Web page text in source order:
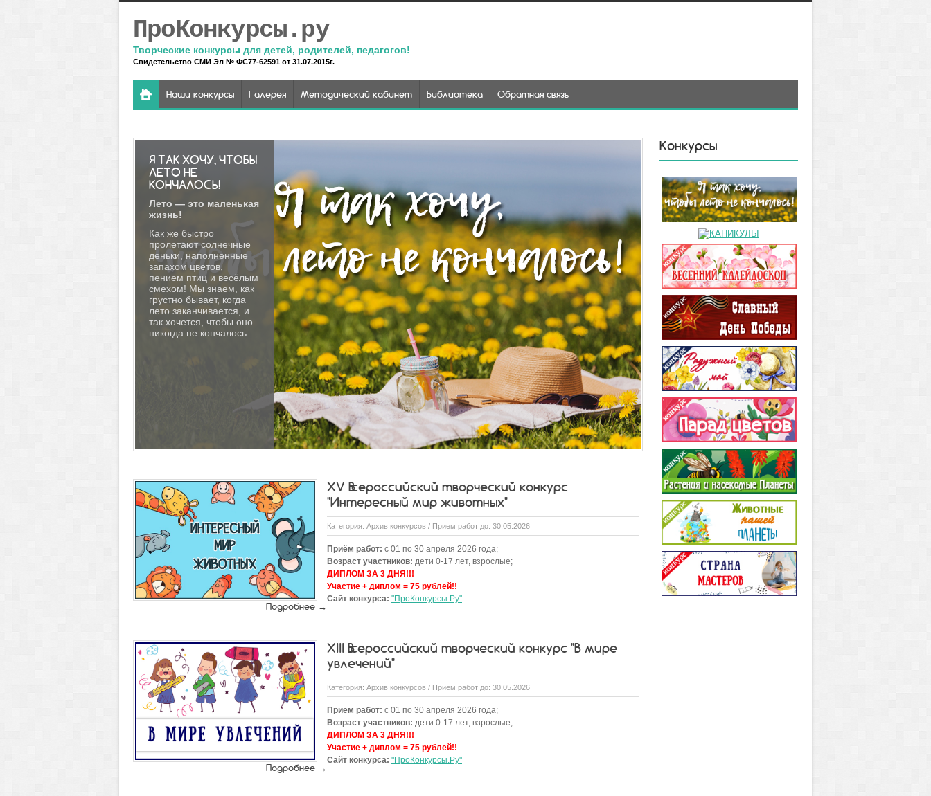
ПроКонкурсы.ру
Творческие конкурсы для детей, родителей, педагогов!
Свидетельство СМИ Эл № ФС77-62591 от 31.07.2015г.
Наши конкурсы Галерея Методический кабинет Библиотека Обратная связь
Я ТАК ХОЧУ, ЧТОБЫ
ЛЕТО НЕ
КОНЧАЛОСЬ!
Лето — это маленькая
жизнь!
Как же быстро
пролетают солнечные
деньки, наполненные
запахом цветов,
пением птиц и весёлым
смехом! Мы знаем, как
грустно бывает, когда
лето заканчивается, и
так хочется, чтобы оно
никогда не кончалось.
Уважаемые наши
участники!
Раздел с
конкурсами
уходит на
каникулы
с 01.06.2026 по
31.08.2026
XV Всероссийский творческий конкурс
"Интересный мир животных"
Категория: Архив конкурсов / Прием работ до: 30.05.2026
Приём работ: с 01 по 30 апреля 2026 года;
Возраст участников: дети 0-17 лет, взрослые;
ДИПЛОМ ЗА 3 ДНЯ!!!
Участие + диплом = 75 рублей!!
Сайт конкурса: "ПроКонкурсы.Ру"
Подробнее →
XIII Всероссийский творческий конкурс "В мире
увлечений"
Категория: Архив конкурсов / Прием работ до: 30.05.2026
Приём работ: с 01 по 30 апреля 2026 года;
Возраст участников: дети 0-17 лет, взрослые;
ДИПЛОМ ЗА 3 ДНЯ!!!
Участие + диплом = 75 рублей!!
Сайт конкурса: "ПроКонкурсы.Ру"
Подробнее →
Конкурсы